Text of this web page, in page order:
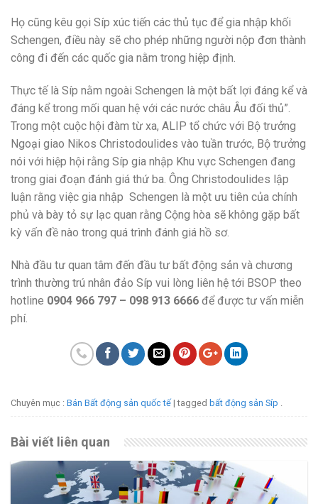
Họ cũng kêu gọi Síp xúc tiến các thủ tục để gia nhập khối
Schengen, điều này sẽ cho phép những người nộp đơn thành
công đi đến các quốc gia nằm trong hiệp định.
Thực tế là Síp nằm ngoài Schengen là một bất lợi đáng kể và
đáng kể trong mối quan hệ với các nước châu Âu đối thủ”.
Trong một cuộc hội đàm từ xa, ALIP tổ chức với Bộ trưởng
Ngoại giao Nikos Christodoulides vào tuần trước, Bộ trưởng
nói với hiệp hội rằng Síp gia nhập Khu vực Schengen đang
trong giai đoạn đánh giá thứ ba. Ông Christodoulides lập
luận rằng việc gia nhập Schengen là một ưu tiên của chính
phủ và bày tỏ sự lạc quan rằng Cộng hòa sẽ không gặp bất
kỳ vấn đề nào trong quá trình đánh giá hồ sơ.
Nhà đầu tư quan tâm đến đầu tư bất động sản và chương
trình thường trú nhân đảo Síp vui lòng liên hệ tới BSOP theo
hotline 0904 966 797 – 098 913 6666 để được tư vấn miễn
phí.
Chuyên mục : Bán Bất động sản quốc tế | tagged bất động sản Síp .
Bài viết liên quan